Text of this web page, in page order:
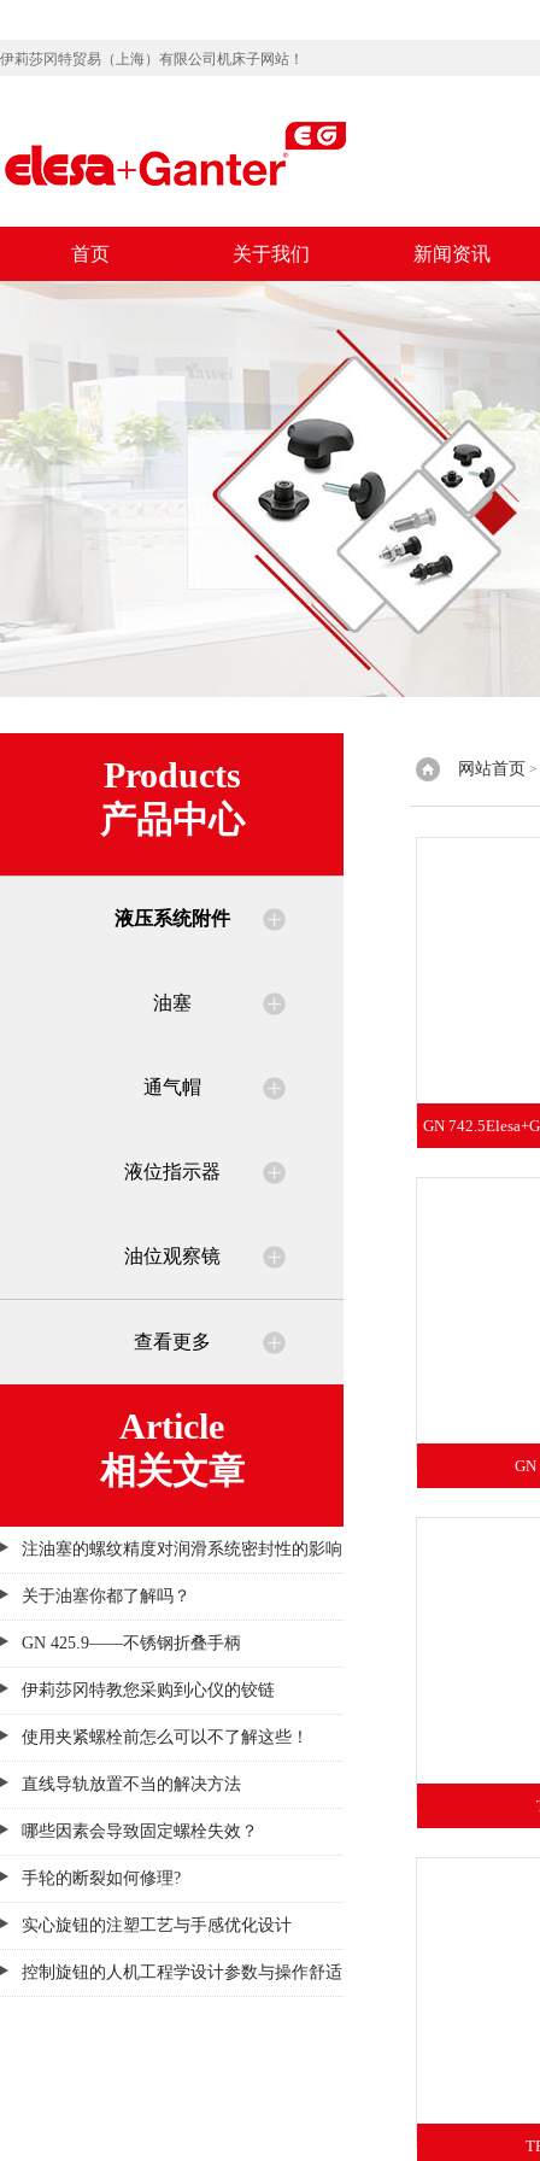
伊莉莎冈特贸易（上海）有限公司机床子网站！
首页 关于我们 新闻资讯
Products
产品中心
液压系统附件
油塞
通气帽
液位指示器
油位观察镜
查看更多
Article
相关文章
注油塞的螺纹精度对润滑系统密封性的影响
关于油塞你都了解吗？
GN 425.9——不锈钢折叠手柄
伊莉莎冈特教您采购到心仪的铰链
使用夹紧螺栓前怎么可以不了解这些！
直线导轨放置不当的解决方法
哪些因素会导致固定螺栓失效？
手轮的断裂如何修理?
实心旋钮的注塑工艺与手感优化设计
控制旋钮的人机工程学设计参数与操作舒适
网站首页 >
GN